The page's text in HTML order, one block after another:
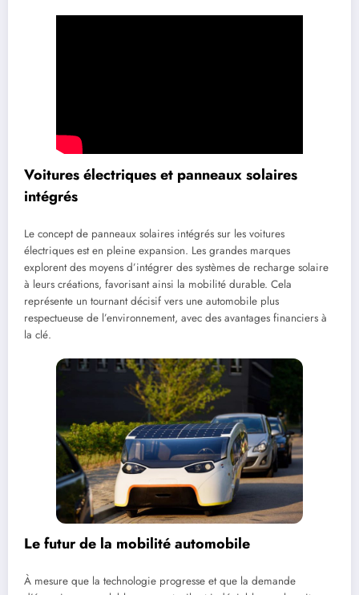
Voitures électriques et panneaux solaires
intégrés
Le concept de panneaux solaires intégrés sur les voitures
électriques est en pleine expansion. Les grandes marques
explorent des moyens d’intégrer des systèmes de recharge solaire
à leurs créations, favorisant ainsi la mobilité durable. Cela
représente un tournant décisif vers une automobile plus
respectueuse de l’environnement, avec des avantages financiers à
la clé.
Le futur de la mobilité automobile
À mesure que la technologie progresse et que la demande